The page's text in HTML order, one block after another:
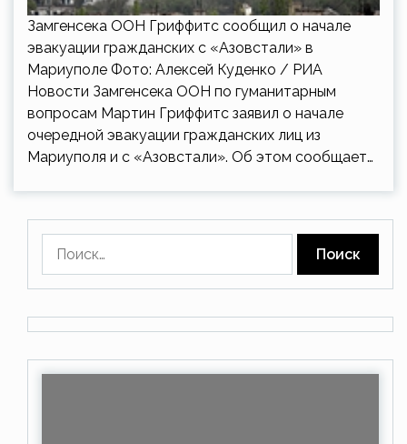
Замгенсека ООН Гриффитс сообщил о начале
эвакуации гражданских с «Азовстали» в
Мариуполе Фото: Алексей Куденко / РИА
Новости Замгенсека ООН по гуманитарным
вопросам Мартин Гриффитс заявил о начале
очередной эвакуации гражданских лиц из
Мариуполя и с «Азовстали». Об этом сообщает…